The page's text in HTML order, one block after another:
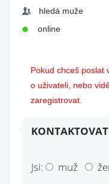
hledá muže
online
Pokud chceš poslat
o uživateli, nebo
zaregistrovat.
Jsi: muž